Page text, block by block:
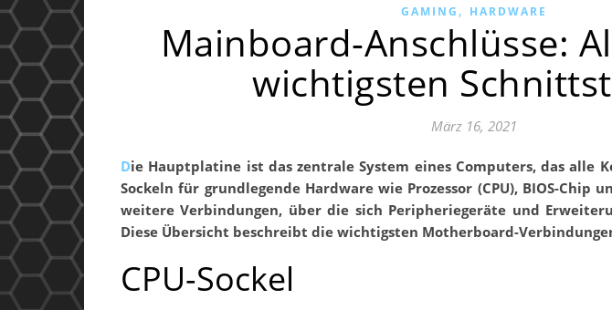
GAMING , HARDWARE
Mainboard-Anschlüsse:
wichtigsten
März 16, 2021
Die Hauptplatine ist das zentrale System eines Computers, das alle Komponenten verbindet. Neben
Sockeln für grundlegende Hardware wie Prozessor (CPU), BIOS-Chip
weitere Verbindungen, über die sich Peripheriegeräte und
Diese Übersicht beschreibt die wichtigsten Motherboard-
CPU-Sockel